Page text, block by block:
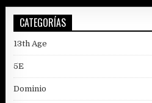
CATEGORÍAS
13th Age
5E
Dominio